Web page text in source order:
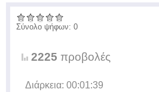
Σύνολο ψήφων: 0
2225 προβολές
Διάρκεια: 00:01:39